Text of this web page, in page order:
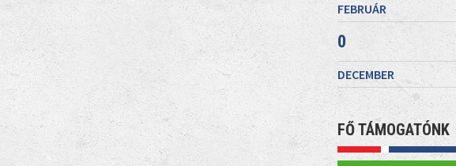
FEBRUÁR
0
DECEMBER
FŐ TÁMOGATÓNK